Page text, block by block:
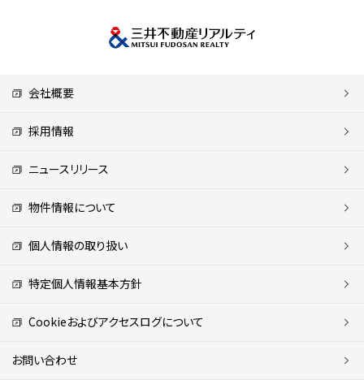
会社概要
採用情報
ニュースリリース
物件情報について
個人情報の取り扱い
特定個人情報基本方針
Cookieおよびアクセスログについて
お問い合わせ